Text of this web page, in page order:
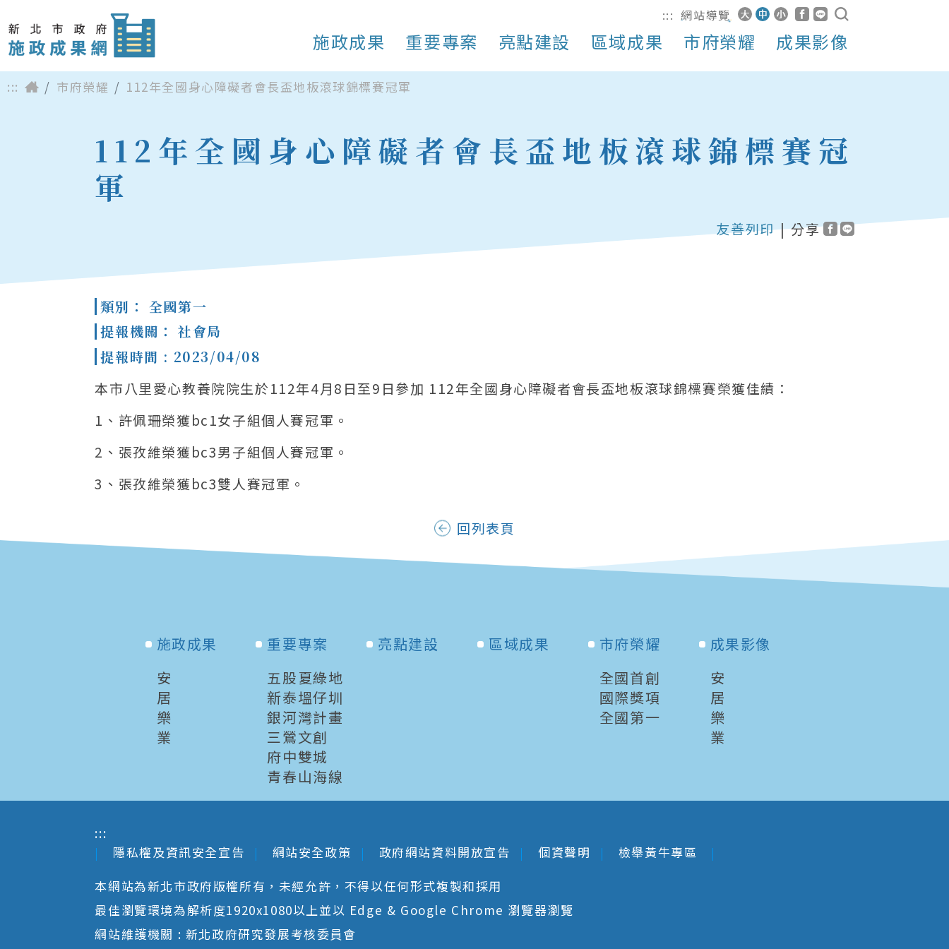
::: 網站導覽
施政成果 重要專案 亮點建設 區域成果 市府榮耀 成果影像
::: 市府榮耀 112年全國身心障礙者會長盃地板滾球錦標賽冠軍
112年全國身心障礙者會長盃地板滾球錦標賽冠
軍
友善列印 | 分享
類別： 全國第一
提報機關： 社會局
提報時間 : 2023/04/08
本市八里愛心教養院院生於112年4月8日至9日參加 112年全國身心障礙者會長盃地板滾球錦標賽榮獲佳績：
1、許佩珊榮獲bc1女子組個人賽冠軍。
2、張孜維榮獲bc3男子組個人賽冠軍。
3、張孜維榮獲bc3雙人賽冠軍。
回列表頁
施政成果
安
居
樂
業
重要專案
五股夏綠地
新泰塭仔圳
銀河灣計畫
三鶯文創
府中雙城
青春山海線
亮點建設 區域成果
市府榮耀
全國首創
國際獎項
全國第一
成果影像
安
居
樂
業
:::
隱私權及資訊安全宣告
網站安全政策 政府網站資料開放宣告 個資聲明
檢舉黃牛專區
本網站為新北市政府版權所有，未經允許，不得以任何形式複製和採用
最佳瀏覽環境為解析度1920x1080以上並以 Edge & Google Chrome 瀏覽器瀏覽
網站維護機關 : 新北政府研究發展考核委員會